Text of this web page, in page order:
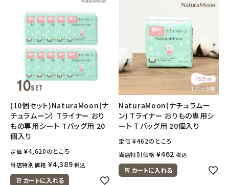
(10個セット)NaturaMoon(ナ
チュラムーン） Tライナー おり
もの専用シート Tバッグ用 20
個入り
定価 ¥4,620のところ
当店特別価格 ¥4,389 税込
カートに入れる
NaturaMoon(ナチュラムー
ン) Tライナー おりもの専用シ
ート Ｔバッグ用 20個入り
定価 ¥462のところ
当店特別価格 ¥462 税込
カートに入れる